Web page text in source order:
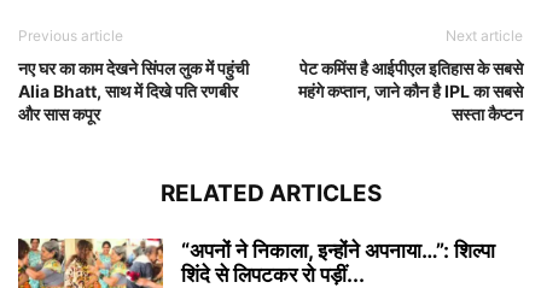
Previous article
नए घर का काम देखने सिंपल लुक में पहुंची
Alia Bhatt, साथ में दिखे पति रणबीर
और सास कपूर
Next article
पेट कमिंस है आईपीएल इतिहास के सबसे
महंगे कप्तान, जाने कौन है IPL का सबसे
सस्ता कैप्टन
RELATED ARTICLES
“अपनों ने निकाला, इन्होंने अपनाया…”: शिल्पा
शिंदे से लिपटकर रो पड़ीं...